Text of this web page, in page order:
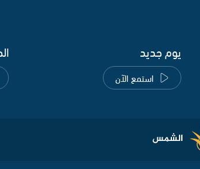
يوم جديد
استمع الآن